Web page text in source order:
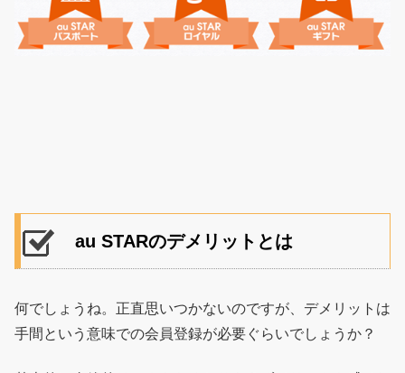
au STARのデメリットとは
何でしょうね。正直思いつかないのですが、デメリットは
手間という意味での会員登録が必要ぐらいでしょうか？